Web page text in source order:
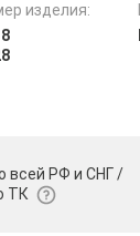
изделия:
всей РФ и СНГ /
ТК